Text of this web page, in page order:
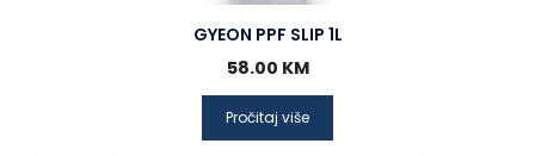
GYEON PPF SLIP 1L
58.00 KM
Pročitaj više